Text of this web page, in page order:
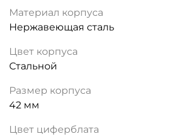
Материал корпуса
Нержавеющая сталь
Цвет корпуса
Стальной
Размер корпуса
42 мм
Цвет циферблата